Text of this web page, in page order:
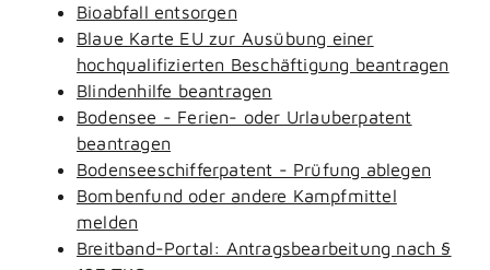
Bioabfall entsorgen
Blaue Karte EU zur Ausübung einer
hochqualifizierten Beschäftigung beantragen
Blindenhilfe beantragen
Bodensee - Ferien- oder Urlauberpatent
beantragen
Bodenseeschifferpatent - Prüfung ablegen
Bombenfund oder andere Kampfmittel
melden
Breitband-Portal: Antragsbearbeitung nach §